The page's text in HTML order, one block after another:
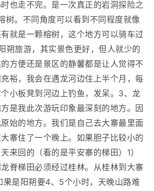
也走不完。是一次真正的岩洞探险之
树。不同角度可以看到不同程度就像
就是一颗榕树，这个地方可以骑车过
朔旅游，其实景色更好，但人就少的
方便还是景区的静馨都是让人觉得不
裕，我会在遇龙河边住上半个月，每
小板凳到河边上钓鱼，发呆。3、龙
是我此次游玩印象最深刻的地方。因
始的地方。我们是自己去大寨最里面
寨住了一个晚上。如果胆子比较小的
来回的（看的是平安寨的梯田）1）
脊梯田必须经过桂林。从桂林到大寨
是阳朔要4、5个小时，天晚山路难